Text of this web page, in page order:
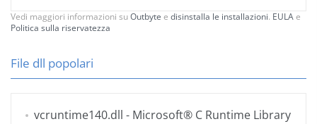
Vedi maggiori informazioni suOutbyte e disinstalla le installazioni. EULAe
Politica sulla riservatezza
File dll popolari
vcruntime140.dll - Microsoft® C Runtime Library